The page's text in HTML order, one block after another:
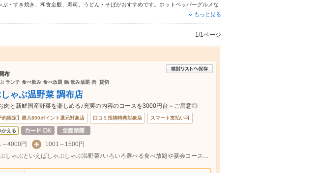
・すき焼き、 和食全般 寿司 うどん・そばがおすすめです。ホットペッパーグルメな
や季節のおすすめ料理など、お店の最新情報をご紹介しているので安
もっと見る
1/1ページ
布
ランチ 食べ飲み 食べ放題 鍋 飲み放題 肉 貸切
しゃぶ温野菜 調布店
肉と新鮮国産野菜を楽しめる♪充実の内容のコースを3000円台～ご用意◎
約限定】最大800ポイント還元対象店 口コミ投稿特典対象店 スマート支払い可
かえる
4000円
1001～1500円
しゃぶしゃぶといえばしゃぶしゃぶ温野菜♪いろいろ選べる食べ放題や宴会コースもご用意！